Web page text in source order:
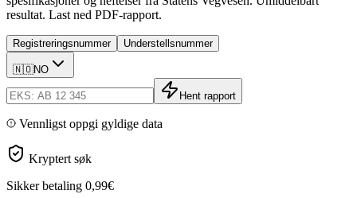
resultat. Last ned PDF-rapport.
Registreringsnummer Understellsnummer
🇳🇴NO
Hent rapport
Vennligst oppgi gyldige data
Kryptert søk
Sikker betaling 0,99€